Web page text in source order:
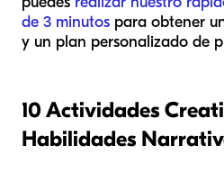
de 3 minutos para obtener
y un plan personalizado de
10 Actividades
Habilidades